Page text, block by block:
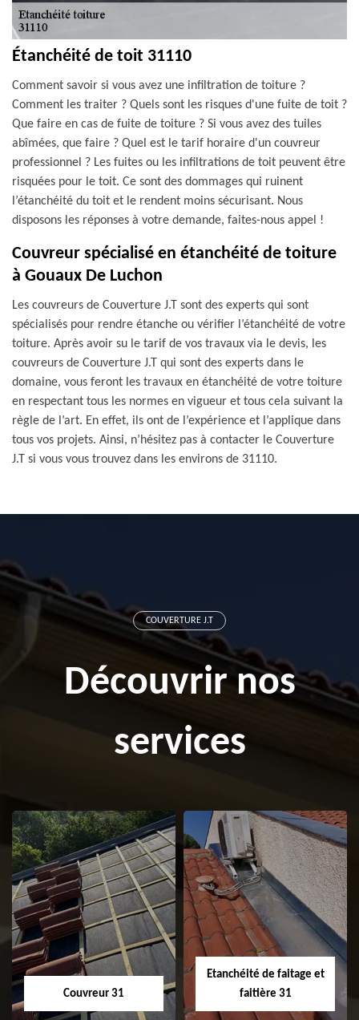
Étanchéité de toit 31110
Comment savoir si vous avez une infiltration de toiture ?
Comment les traiter ? Quels sont les risques d'une fuite de toit ?
Que faire en cas de fuite de toiture ? Si vous avez des tuiles
abîmées, que faire ? Quel est le tarif horaire d'un couvreur
professionnel ? Les fuites ou les infiltrations de toit peuvent être
risquées pour le toit. Ce sont des dommages qui ruinent
l’étanchéité du toit et le rendent moins sécurisant. Nous
disposons les réponses à votre demande, faites-nous appel !
Couvreur spécialisé en étanchéité de toiture
à Gouaux De Luchon
Les couvreurs de Couverture J.T sont des experts qui sont
spécialisés pour rendre étanche ou vérifier l’étanchéité de votre
toiture. Après avoir su le tarif de vos travaux via le devis, les
couvreurs de Couverture J.T qui sont des experts dans le
domaine, vous feront les travaux en étanchéité de votre toiture
en respectant tous les normes en vigueur et tous cela suivant la
règle de l’art. En effet, ils ont de l’expérience et l’applique dans
tous vos projets. Ainsi, n’hésitez pas à contacter le Couverture
J.T si vous vous trouvez dans les environs de 31110.
COUVERTURE J.T
Découvrir nos
services
Couvreur 31
Etanchéité de faitage et
faitière 31